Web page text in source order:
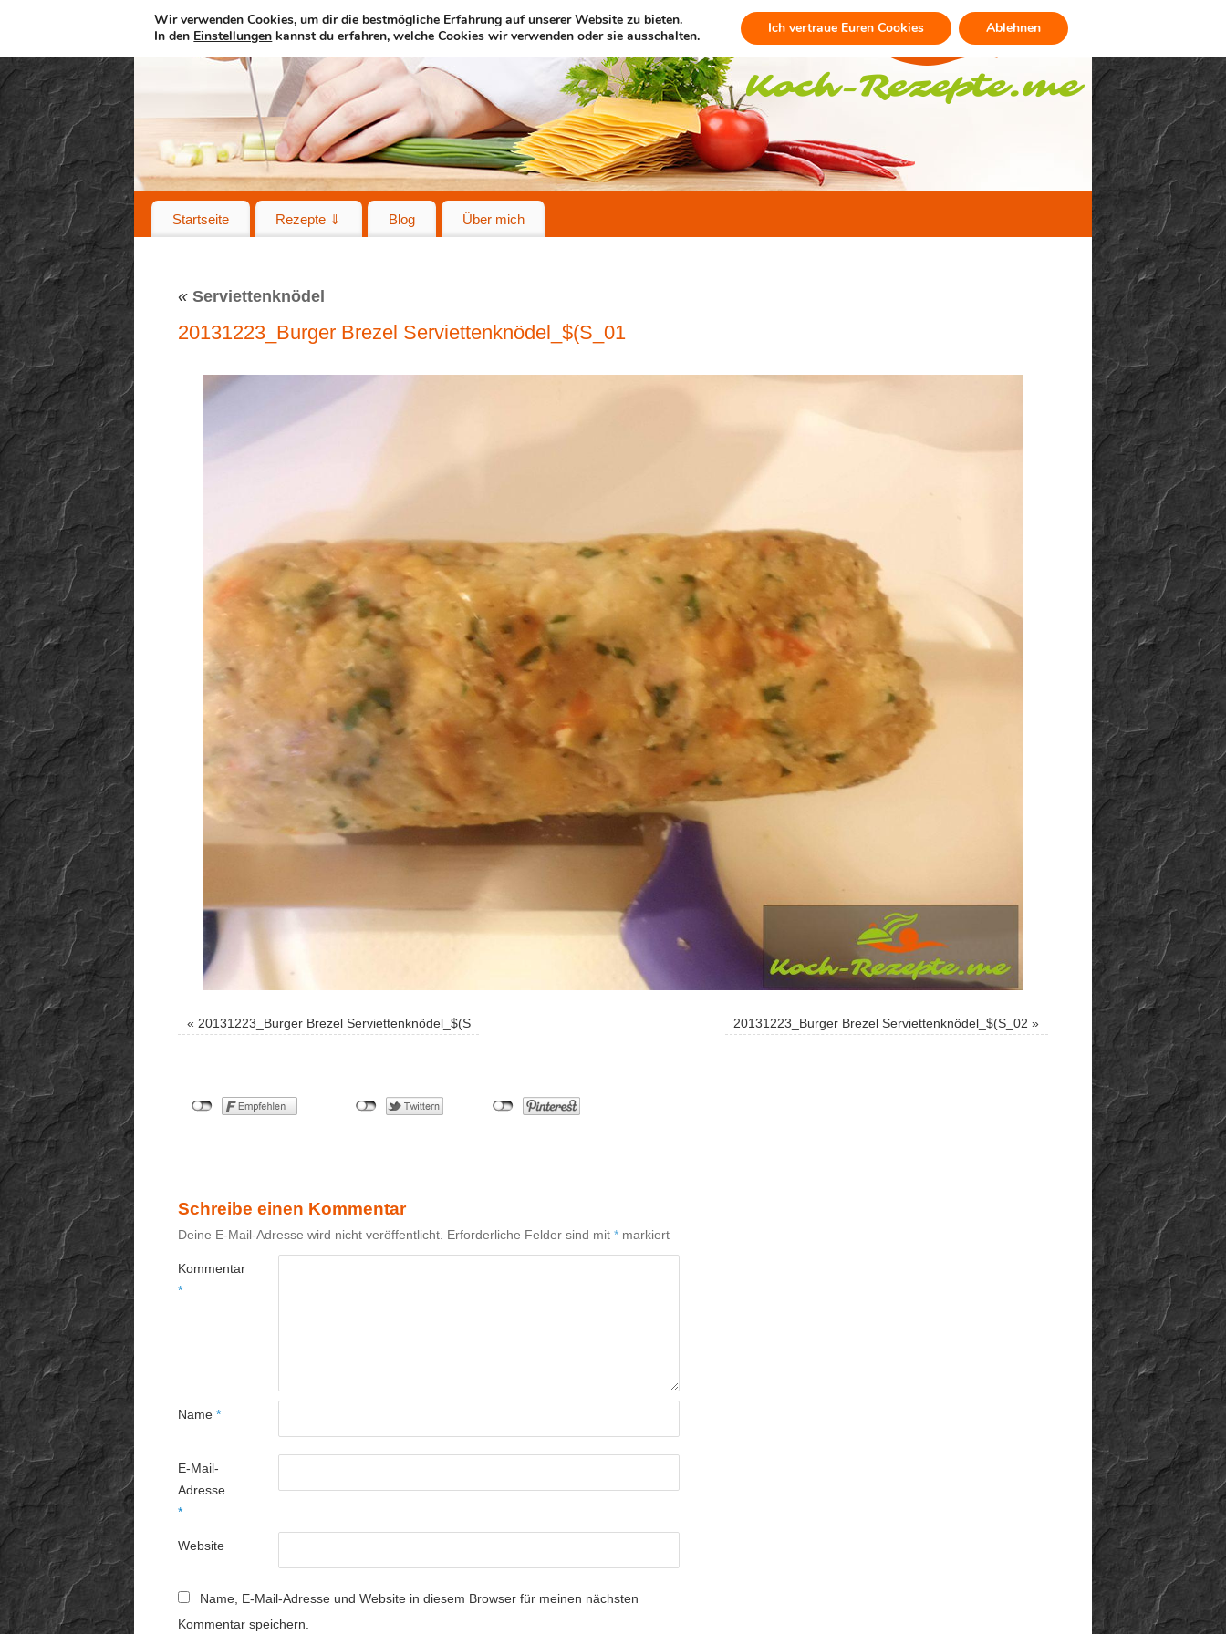
Startseite Rezepte ⇓ Blog Über mich
« Serviettenknödel
20131223_Burger Brezel Serviettenknödel_$(S_01
« 20131223_Burger Brezel Serviettenknödel_$(S 20131223_Burger Brezel Serviettenknödel_$(S_02 »
Schreibe einen Kommentar
Deine E-Mail-Adresse wird nicht veröffentlicht. Erforderliche Felder sind mit * markiert
Kommentar
*
Name *
E-Mail-
Adresse
*
Website
Name, E-Mail-Adresse und Website in diesem Browser für meinen nächsten
Kommentar speichern.
Wir verwenden Cookies, um dir die bestmögliche Erfahrung auf unserer Website zu bieten.
In den Einstellungen kannst du erfahren, welche Cookies wir verwenden oder sie ausschalten. Ich vertraue Euren Cookies Ablehnen